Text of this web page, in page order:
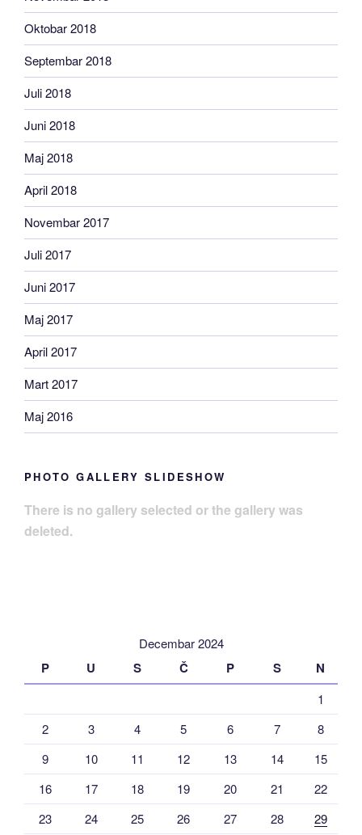
Oktobar 2018
Septembar 2018
Juli 2018
Juni 2018
Maj 2018
April 2018
Novembar 2017
Juli 2017
Juni 2017
Maj 2017
April 2017
Mart 2017
Maj 2016
PHOTO GALLERY SLIDESHOW
There is no gallery selected or the gallery was
deleted.
Decembar 2024
P U S Č P S N
1
2
3 4 5 6 7
8
9
10 11 12 13 14
15
16
17 18 19 20 21
22
23
24 25 26 27 28 29